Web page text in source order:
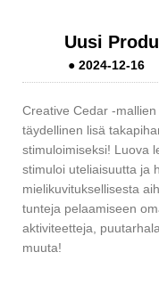
Uusi
●2024-12-16
Creative Cedar -
täydellinen lisä
stimuloimiseksi! Luova
stimuloi uteliaisuutta ja
mielikuvituksellisesta
tunteja pelaamiseen
aktiviteetteja,
muuta!